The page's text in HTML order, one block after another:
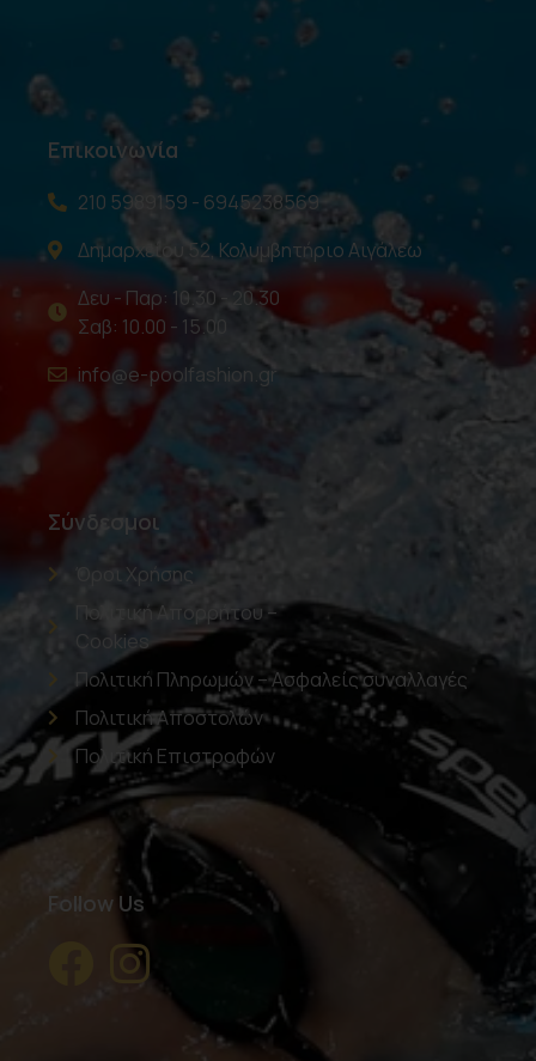
Επικοινωνία
210 5989159 - 6945238569
Δημαρχείου 52, Κολυμβητήριο Αιγάλεω
Δευ - Παρ: 10.30 - 20.30
Σαβ: 10.00 - 15.00
info@e-poolfashion.gr
Σύνδεσμοι
Όροι Χρήσης
Πολιτική Απορρήτου –
Cookies
Πολιτική Πληρωμών – Ασφαλείς συναλλαγές
Πολιτική Αποστολών
Πολιτική Επιστροφών
Follow Us